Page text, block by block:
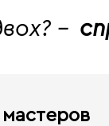
-
мастеров